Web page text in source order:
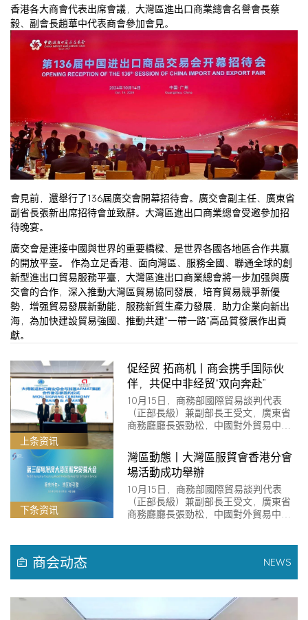
香港各大商會代表出席會議，大灣區進出口商業總會名譽會長蔡
毅、副會長趙華中代表商會參加會見。
會見前，還舉行了136屆廣交會開幕招待會。廣交會副主任、廣東省
副省長張新出席招待會並致辭。大灣區進出口商業總會受邀參加招
待晚宴。
廣交會是連接中國與世界的重要橋樑、是世界各國各地區合作共贏
的開放平臺。 作為立足香港、面向灣區、服務全國、聯通全球的創
新型進出口貿易服務平臺，大灣區進出口商業總會將一步加强與廣
交會的合作，深入推動大灣區貿易協同發展，培育貿易競爭新優
勢，增强貿易發展新動能，服務新質生產力發展，助力企業向新出
海，為加快建設貿易強國、推動共建“一帶一路”高品質發展作出貢
獻。
上条资讯
促经贸 拓商机丨商会携手国际伙
伴，共促中非经贸“双向奔赴”
10月15日，商務部國際貿易談判代表
（正部長級）兼副部長王受文，廣東省
商務廳廳長張勁松，中國對外貿易中心
下条资讯
灣區動態丨大灣區服貿會香港分會
場活動成功舉辦
10月15日，商務部國際貿易談判代表
（正部長級）兼副部長王受文，廣東省
商務廳廳長張勁松，中國對外貿易中心
商会动态 NEWS